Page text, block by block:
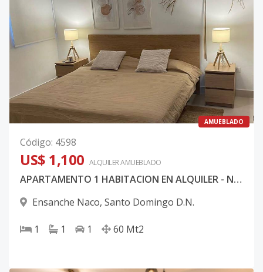
AMUEBLADO
Código: 4598
US$ 1,100 ALQUILERAMUEBLADO
APARTAMENTO 1 HABITACION EN ALQUILER - NACO!
Ensanche Naco, Santo Domingo D.N.
1 1 1 60 Mt2